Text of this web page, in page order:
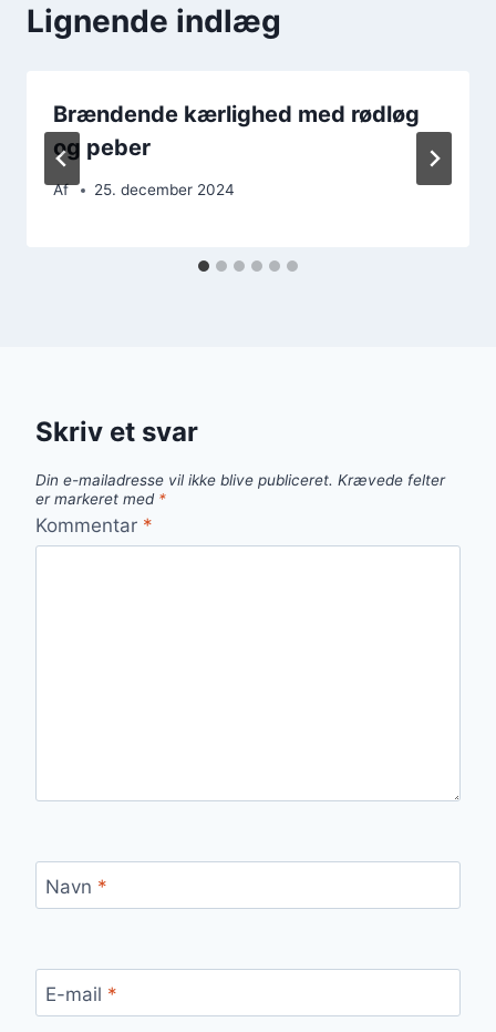
Lignende indlæg
Brændende kærlighed med rødløg
og peber
Af 25. december 2024
Skriv et svar
Din e-mailadresse vil ikke blive publiceret. Krævede felter
er markeret med *
Kommentar *
Navn *
E-mail *